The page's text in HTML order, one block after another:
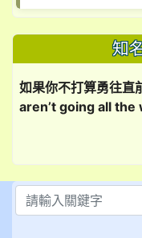
知
如果你不打算勇往直
aren’t going all the